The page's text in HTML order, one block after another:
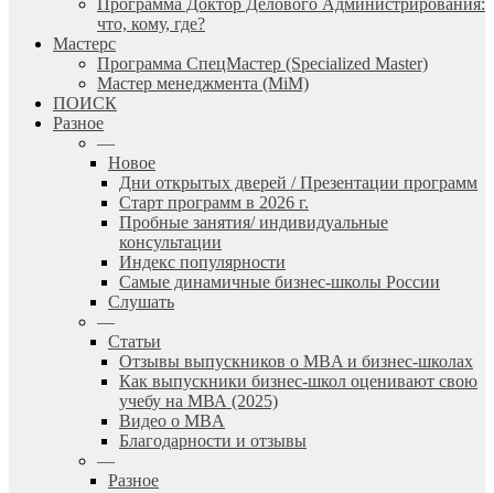
что, кому, где?
Мастерс
Программа СпецМастер (Specialized Master)
Мастер менеджмента (MiM)
ПОИСК
Разное
—
Новое
Дни открытых дверей / Презентации программ
Старт программ в 2026 г.
Пробные занятия/ индивидуальные
консультации
Индекс популярности
Самые динамичные бизнес-школы России
Слушать
—
Статьи
Отзывы выпускников о MBA и бизнес-школах
Как выпускники бизнес-школ оценивают свою
учебу на МВА (2025)
Видео о MBA
Благодарности и отзывы
—
Разное